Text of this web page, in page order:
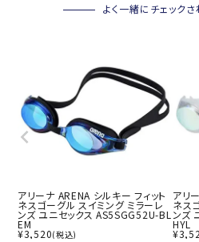
よく一緒にチェック
アリーナ ARENA シルキー フィット
ネスゴーグル スイミング ミラーレ
ンズ ユニセックス AS5SGG52U-BL
EM
¥3,520(税込)
アリ
ネス
ンズ
HYL
¥